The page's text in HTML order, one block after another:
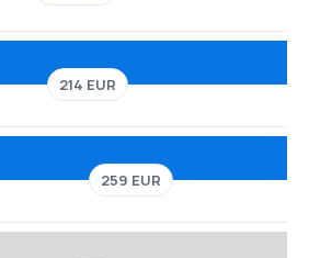
214 EUR
259 EUR